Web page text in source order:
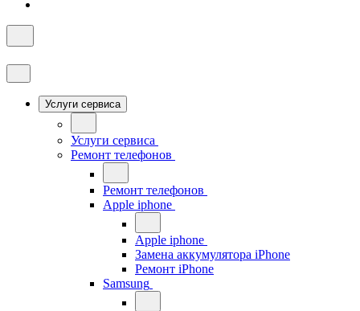
Услуги сервиса
Услуги сервиса
Ремонт телефонов
Ремонт телефонов
Apple iphone
Apple iphone
Замена аккумулятора iPhone
Ремонт iPhone
Samsung